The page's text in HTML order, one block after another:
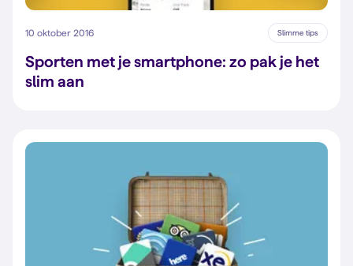
10 oktober 2016 Slimme tips
Sporten met je smartphone: zo pak je het
slim aan